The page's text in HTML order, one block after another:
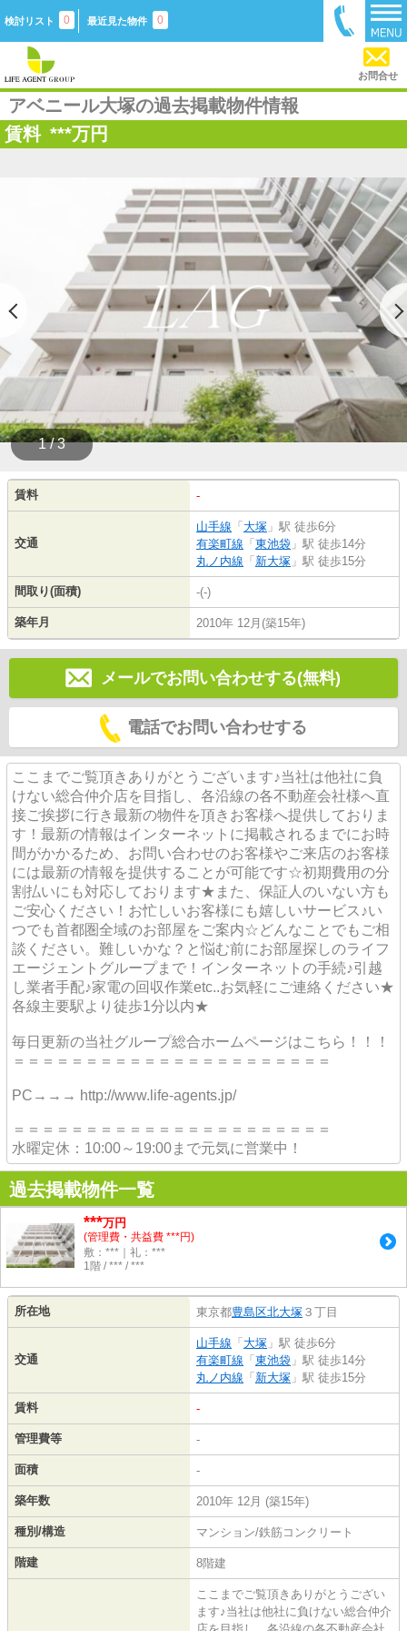
検討リスト 0 最近見た物件 0
お問合せ
アベニール大塚の過去掲載物件情報
賃料 ***万円
1 / 3
賃料 -
交通
山手線 「 大塚 」駅 徒歩6分
有楽町線 「 東池袋 」駅 徒歩14分
丸ノ内線 「 新大塚 」駅 徒歩15分
間取り(面積) -(-)
築年月 2010年 12月(築15年)
メールでお問い合わせする(無料)
電話でお問い合わせする
ここまでご覧頂きありがとうございます♪当社は他社に負
けない総合仲介店を目指し、各沿線の各不動産会社様へ直
接ご挨拶に行き最新の物件を頂きお客様へ提供しておりま
す！最新の情報はインターネットに掲載されるまでにお時
間がかかるため、お問い合わせのお客様やご来店のお客様
には最新の情報を提供することが可能です☆初期費用の分
割払いにも対応しております★また、保証人のいない方も
ご安心ください！お忙しいお客様にも嬉しいサービス♪い
つでも首都圏全域のお部屋をご案内☆どんなことでもご相
談ください。難しいかな？と悩む前にお部屋探しのライフ
エージェントグループまで！インターネットの手続♪引越
し業者手配♪家電の回収作業etc..お気軽にご連絡ください★
各線主要駅より徒歩1分以内★
毎日更新の当社グループ総合ホームページはこちら！！！
＝＝＝＝＝＝＝＝＝＝＝＝＝＝＝＝＝＝＝＝＝＝
PC→→→ http://www.life-agents.jp/
＝＝＝＝＝＝＝＝＝＝＝＝＝＝＝＝＝＝＝＝＝＝
水曜定休：10:00～19:00まで元気に営業中！
過去掲載物件一覧
***万円
(管理費・共益費 ***円)
敷：***｜礼：***
1階 / *** / ***
所在地 東京都豊島区北大塚 ３丁目
交通
山手線 「 大塚 」駅 徒歩6分
有楽町線 「 東池袋 」駅 徒歩14分
丸ノ内線 「 新大塚 」駅 徒歩15分
賃料 -
管理費等 -
面積 -
築年数 2010年 12月 (築15年)
種別/構造 マンション/鉄筋コンクリート
階建 8階建
ここまでご覧頂きありがとうござい
ます♪当社は他社に負けない総合仲介